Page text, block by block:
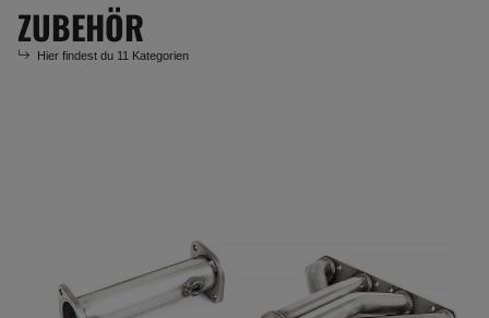
ZUBEHÖR
Hier findest du 11 Kategorien